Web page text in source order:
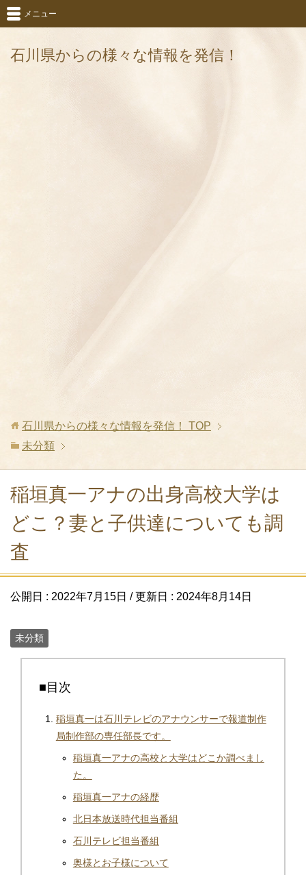
石川県からの様々な情報を発信！
メニュー
石川県からの様々な情報を発信！
TOP
未分類
稲垣真一アナの出身高校大学は
どこ？妻と子供達についても調
査
公開日 : 2022年7月15日 / 更新日 : 2024年8月14日
未分類
■目次
稲垣真一は石川テレビのアナウンサーで報道制作
局制作部の専任部長です。
稲垣真一アナの高校と大学はどこか調べまし
た。
稲垣真一アナの経歴
北日本放送時代担当番組
石川テレビ担当番組
奥様とお子様について